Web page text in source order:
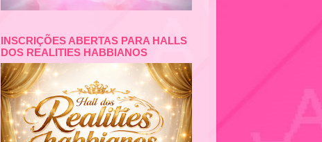
INSCRIÇÕES ABERTAS PARA HALLS
DOS REALITIES HABBIANOS